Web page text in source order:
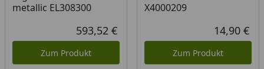
metallic EL308300
Aktueller Preis
593,52 €
Zum Produkt
X4000209
14,90 €
Zum Produkt